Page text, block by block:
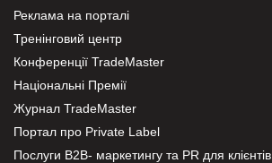
Реклама на порталі
Тренінговий центр
Конференції TradeMaster
Національні Премії
Журнал TradeMaster
Портал про Private Label
Послуги В2В- маркетингу та PR для клієнтів